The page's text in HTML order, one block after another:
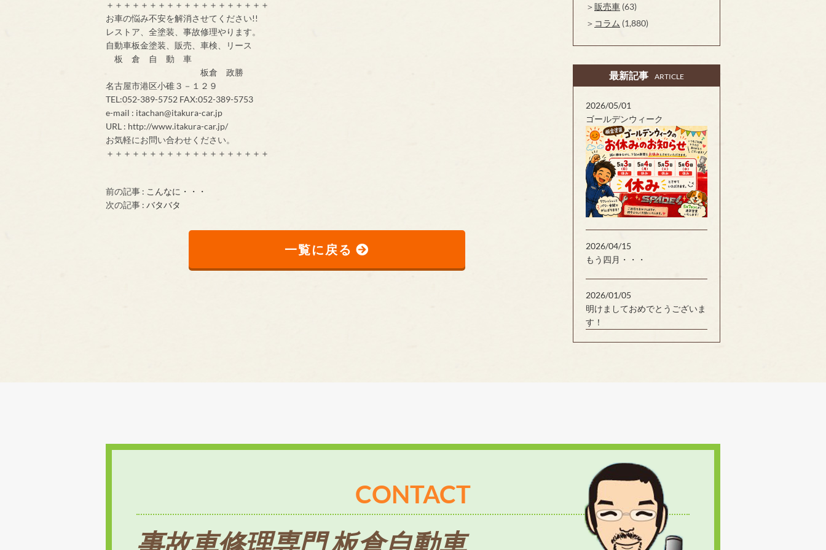
＋＋＋＋＋＋＋＋＋＋＋＋＋＋＋＋＋＋＋
お車の悩み不安を解消させてください!!
レストア、全塗装、事故修理やります。
自動車板金塗装、販売、車検、リース
板 倉 自 動 車
板倉 政勝
名古屋市港区小碓３－１２９
TEL:052-389-5752 FAX:052-389-5753
e-mail : itachan@itakura-car.jp
URL : http://www.itakura-car.jp/
お気軽にお問い合わせください。
＋＋＋＋＋＋＋＋＋＋＋＋＋＋＋＋＋＋＋
前の記事 : こんなに・・・
次の記事 : バタバタ
一覧に戻る
販売車 (63)
コラム (1,880)
最新記事 ARTICLE
2026/05/01
ゴールデンウィーク
2026/04/15
もう四月・・・
2026/01/05
明けましておめでとうございま
す！
CONTACT
事故車修理専門 板倉自動車